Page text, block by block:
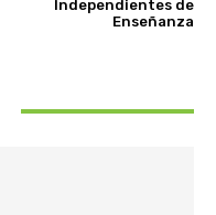
Independientes de
Enseñanza